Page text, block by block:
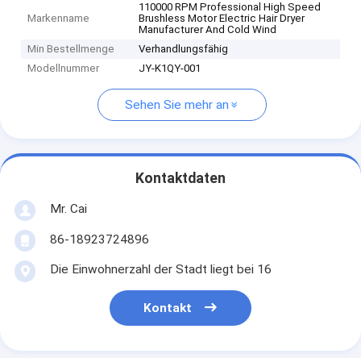
Markenname
110000 RPM Professional High Speed
Brushless Motor Electric Hair Dryer
Manufacturer And Cold Wind
Min Bestellmenge
Verhandlungsfähig
Modellnummer
JY-K1QY-001
Sehen Sie mehr an
Kontaktdaten
Mr. Cai
86-18923724896
Die Einwohnerzahl der Stadt liegt bei 16
Kontakt